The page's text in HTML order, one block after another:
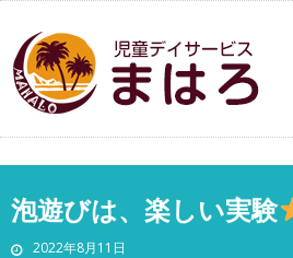
泡遊びは、楽しい実験
2022年8月11日